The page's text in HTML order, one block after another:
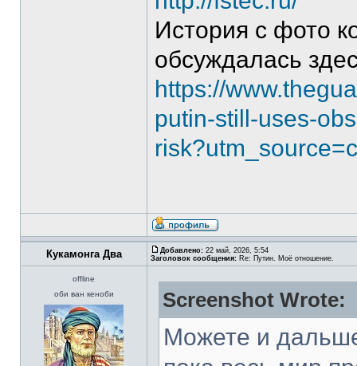
История с фото
обсуждалась
https://
putin-still-uses-
Кукамонга Два Добавлено: 22 май, 2026, 5:54
Заголовок сообщения: Re: Путин. Моё отношение.
offline
оби ван кеноби
Screenshot Wrote:
Можете и